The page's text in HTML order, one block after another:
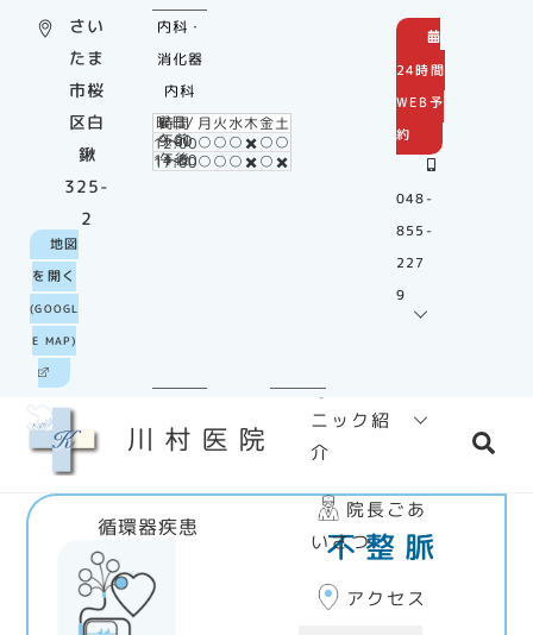
content
さい
たま
市桜
区白
鍬
325-
2
地図
を開く
(GOOGL
E MAP)
内科・
消化器
内科
曜日/時間 月火水木金土
午前9:00～12:00○○○✖️○○
午後14:00～17:00○○○✖️○✖️
24時間
WEB予
約
048-
855-
227
9
ホーム
ニック紹
介
院長ごあ
いさつ
アクセス
循環器疾患 不整脈